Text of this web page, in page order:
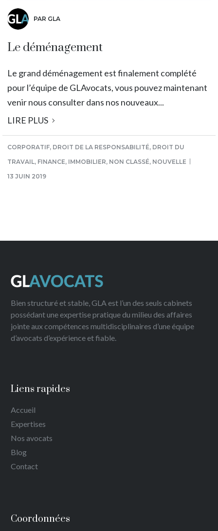
PAR GLA
Le déménagement
Le grand déménagement est finalement complété
pour l’équipe de GLAvocats, vous pouvez maintenant
venir nous consulter dans nos nouveaux...
LIRE PLUS
CORPORATIF, DROIT DE LA RESPONSABILITÉ, DROIT DU
TRAVAIL, FINANCE, IMMOBILIER, NON CLASSÉ, NOUVELLE
13 JUIN 2019
Bien structuré et stable, GLA est l’un des seuls cabinets
possédant une expertise pratique du milieu des affaires
jointe aux compétences multidisciplinaires d’une équipe
d’avocats d’expérience et fiable.
Liens rapides
Accueil
Expertises
Nos avocats
Blog
Contact
Coordonnées